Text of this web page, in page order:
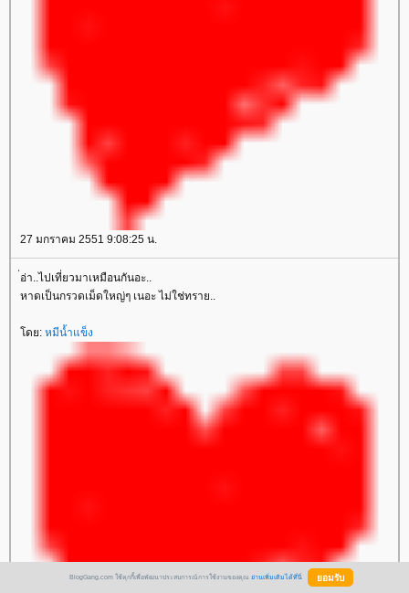
27 มกราคม 2551 9:08:25 น.
่อ่า..ไปเที่ยวมาเหมือนกันอะ..
หาดเป็นกรวดเม็ดใหญ่ๆ เนอะ ไม่ใช่ทราย..
ดย: หมีน้ำแข็ง
BlogGang.com ใช้คุกกี้เพื่อพัฒนาประสบการณ์การใช้งานของคุณ อ่านเพิ่มเติมได้ที่นี่